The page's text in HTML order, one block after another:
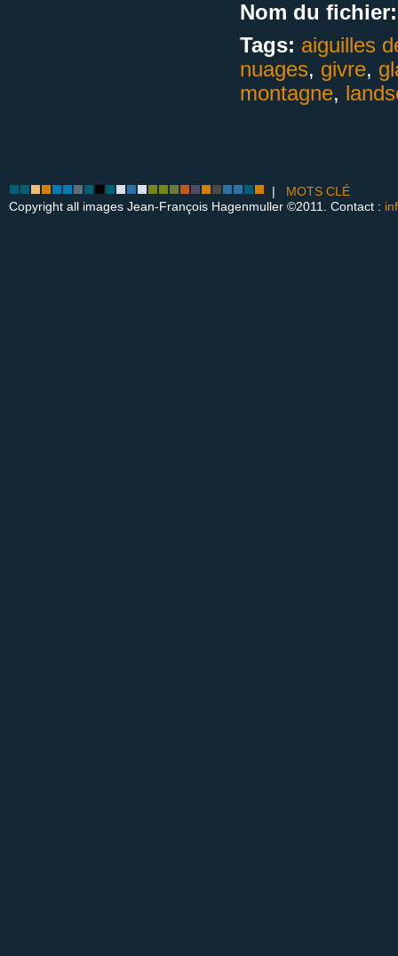
Nom du fichier:
Tags: aiguilles
nuages, givre,
montagne,
| MOTS CLÉ
Copyright all images Jean-François Hagenmuller ©2011. Contact :